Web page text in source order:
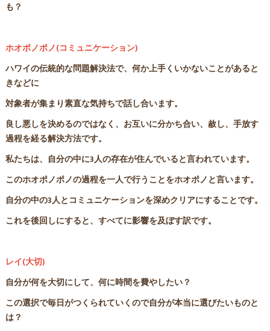
も？
ホオポノポノ(コミュニケーション)
ハワイの伝統的な問題解決法で、何か上手くいかないことがあると
きなどに
対象者が集まり素直な気持ちで話し合います。
良し悪しを決めるのではなく、お互いに分かち合い、赦し、手放す
過程を経る解決方法です。
私たちは、自分の中に3人の存在が住んでいると言われています。
このホオポノポノの過程を一人で行うことをホオポノと言います。
自分の中の3人とコミュニケーションを深めクリアにすることです。
これを後回しにすると、すべてに影響を及ぼす訳です。
レイ(大切)
自分が何を大切にして、何に時間を費やしたい？
この選択で毎日がつくられていくので自分が本当に選びたいものと
は？